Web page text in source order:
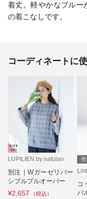
着丈。軽やかなブルー
の着こなしです。
コーディネートに
LUPILIEN by natulan
別注｜Wガーゼリバー
シブルプルオーバー
¥2,657
コ
バ